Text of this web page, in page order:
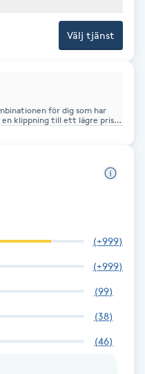
Välj tjänst
för dig som har
klippning till ett lägre pris.
(+999)
(+999)
(99)
(38)
(46)